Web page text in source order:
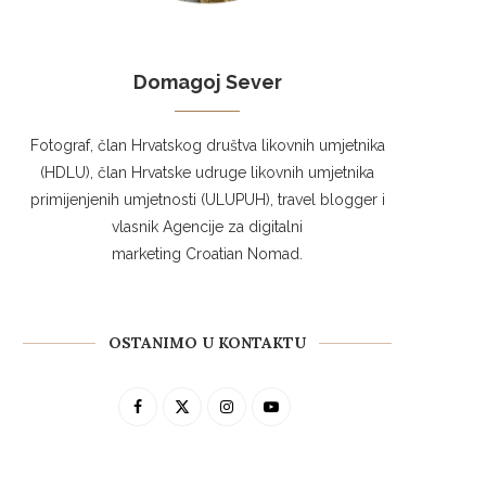
Domagoj Sever
Fotograf, član Hrvatskog društva likovnih umjetnika
(HDLU), član Hrvatske udruge likovnih umjetnika
primijenjenih umjetnosti (ULUPUH), travel blogger i
vlasnik Agencije za digitalni
marketing Croatian Nomad.
OSTANIMO U KONTAKTU